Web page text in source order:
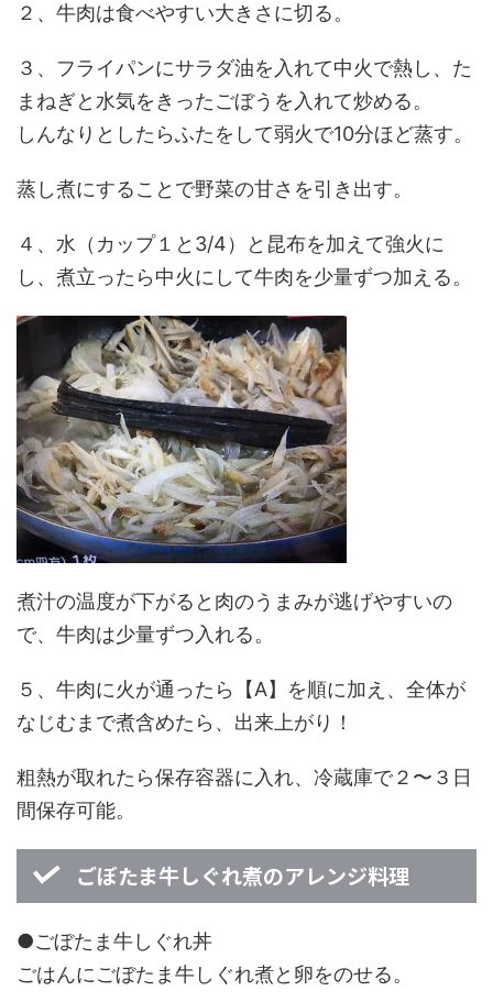
２、牛肉は食べやすい大きさに切る。
３、フライパンにサラダ油を入れて中火で熱し、た
まねぎと水気をきったごぼうを入れて炒める。
しんなりとしたらふたをして弱火で10分ほど蒸す。
蒸し煮にすることで野菜の甘さを引き出す。
４、水（カップ１と3/4）と昆布を加えて強火に
し、煮立ったら中火にして牛肉を少量ずつ加える。
煮汁の温度が下がると肉のうまみが逃げやすいの
で、牛肉は少量ずつ入れる。
５、牛肉に火が通ったら【A】を順に加え、全体が
なじむまで煮含めたら、出来上がり！
粗熱が取れたら保存容器に入れ、冷蔵庫で２〜３日
間保存可能。
ごぼたま牛しぐれ煮のアレンジ料理
●ごぼたま牛しぐれ丼
ごはんにごぼたま牛しぐれ煮と卵をのせる。